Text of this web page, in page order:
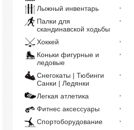
Лыжный инвентарь
Палки для
скандинавской ходьбы
Хоккей
Коньки фигурные и
ледовые
Снегокаты | Тюбинги
Санки | Ледянки
Легкая атлетика
Фитнес аксессуары
Спортоборудование